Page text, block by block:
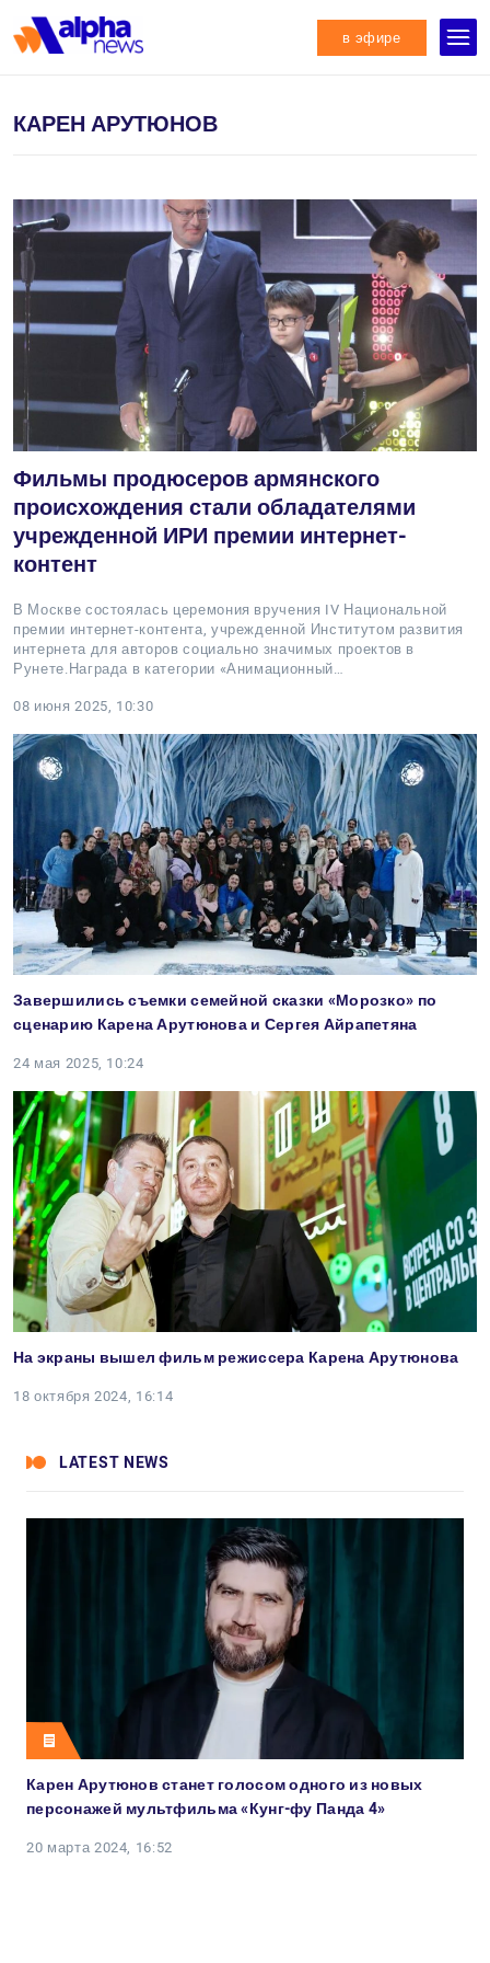
в эфире
КАРЕН АРУТЮНОВ
Фильмы продюсеров армянского
происхождения стали обладателями
учрежденной ИРИ премии интернет-
контент
В Москве состоялась церемония вручения IV Национальной
премии интернет-контента, учрежденной Институтом развития
интернета для авторов социально значимых проектов в
Рунете.Награда в категории «Анимационный…
08 июня 2025, 10:30
Завершились съемки семейной сказки «Морозко» по
сценарию Карена Арутюнова и Сергея Айрапетяна
24 мая 2025, 10:24
На экраны вышел фильм режиссера Карена Арутюнова
18 октября 2024, 16:14
LATEST NEWS
Карен Арутюнов станет голосом одного из новых
персонажей мультфильма «Кунг-фу Панда 4»
20 марта 2024, 16:52